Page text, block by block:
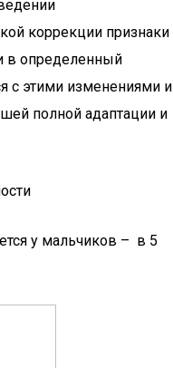
коррекции признаки
в определенный
с этими изменениями и
полной адаптации и
у мальчиков – в 5